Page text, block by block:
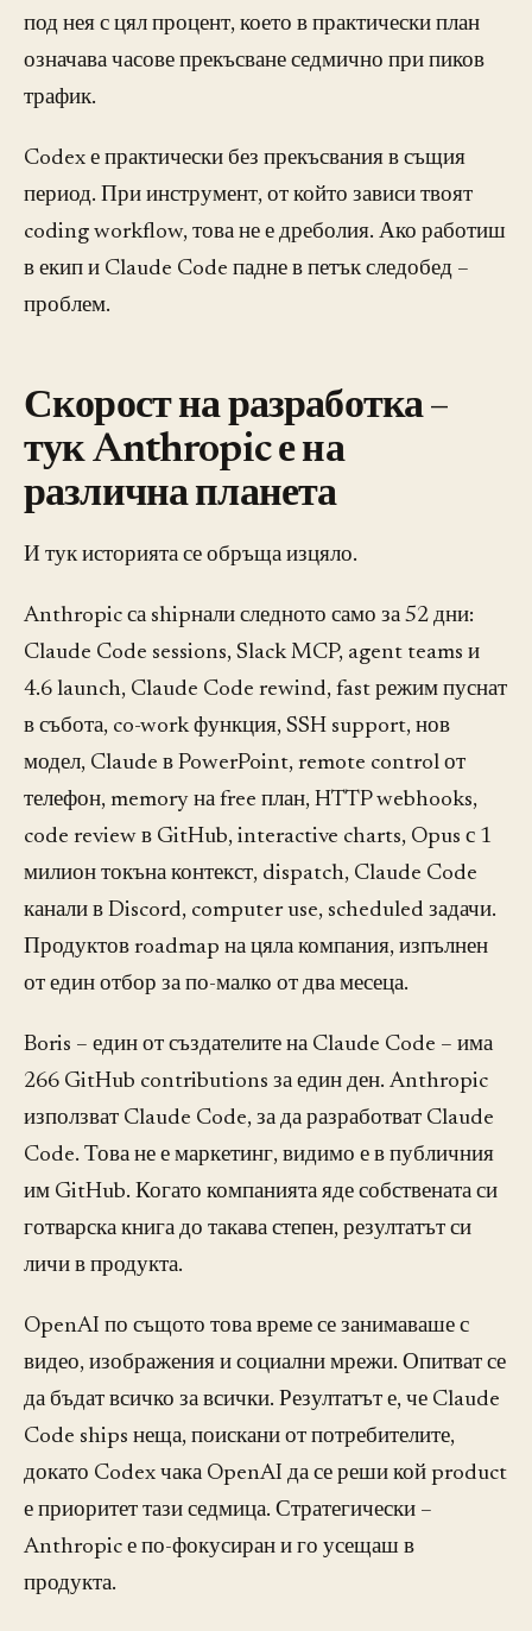
под нея с цял процент, което в практически план
означава часове прекъсване седмично при пиков
трафик.
Codex е практически без прекъсвания в същия
период. При инструмент, от който зависи твоят
coding workflow, това не е дреболия. Ако работиш
в екип и Claude Code падне в петък следобед –
проблем.
Скорост на разработка –
тук Anthropic е на
различна планета
И тук историята се обръща изцяло.
Anthropic са shipнали следното само за 52 дни:
Claude Code sessions, Slack MCP, agent teams и
4.6 launch, Claude Code rewind, fast режим пуснат
в събота, co-work функция, SSH support, нов
модел, Claude в PowerPoint, remote control от
телефон, memory на free план, HTTP webhooks,
code review в GitHub, interactive charts, Opus с 1
милион токъна контекст, dispatch, Claude Code
канали в Discord, computer use, scheduled задачи.
Продуктов roadmap на цяла компания, изпълнен
от един отбор за по-малко от два месеца.
Boris – един от създателите на Claude Code – има
266 GitHub contributions за един ден. Anthropic
използват Claude Code, за да разработват Claude
Code. Това не е маркетинг, видимо е в публичния
им GitHub. Когато компанията яде собствената си
готварска книга до такава степен, резултатът си
личи в продукта.
OpenAI по същото това време се занимаваше с
видео, изображения и социални мрежи. Опитват се
да бъдат всичко за всички. Резултатът е, че Claude
Code ships неща, поискани от потребителите,
докато Codex чака OpenAI да се реши кой product
е приоритет тази седмица. Стратегически –
Anthropic е по-фокусиран и го усещаш в
продукта.